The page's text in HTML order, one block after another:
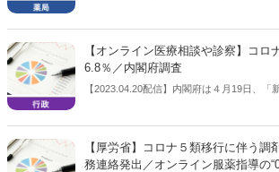
産件数の調査結果を公表した。コロナ禍で
ンライン化で淘汰が加速も」と分析している
【オンライン医療相談や診察】コロ
6.8％／内閣府調査
【2023.04.20配信】内閣府は４月19日、「
の影響下における生活意識・行動の変化に
は「オンライン医療相談や診察」のコロナ
だった。
【厚労省】コロナ５類移行に伴う調
務連絡発出／オンライン服薬指導の